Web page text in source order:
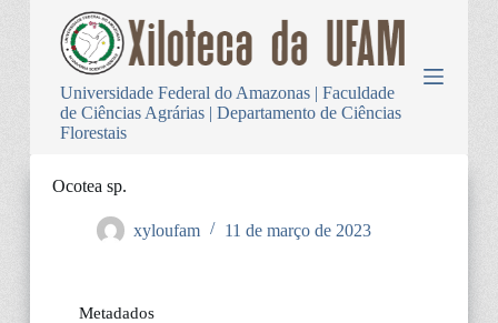
Universidade Federal do Amazonas | Faculdade
de Ciências Agrárias | Departamento de Ciências
Florestais
Ocotea sp.
xyloufam 11 de março de 2023
Metadados